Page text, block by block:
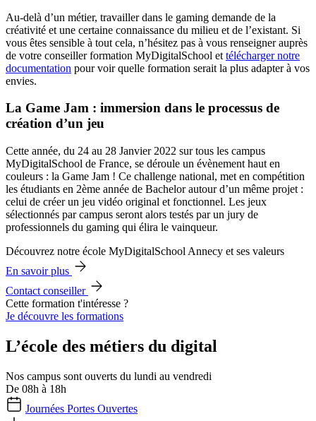
Au-delà d’un métier, travailler dans le gaming demande de la
créativité et une certaine connaissance du milieu et de l’existant. Si
vous êtes sensible à tout cela, n’hésitez pas à vous renseigner auprès
de votre conseiller formation MyDigitalSchool et télécharger notre
documentation pour voir quelle formation serait la plus adapter à vos
envies.
La Game Jam : immersion dans le processus de
création d’un jeu
Cette année, du 24 au 28 Janvier 2022 sur tous les campus
MyDigitalSchool de France, se déroule un évènement haut en
couleurs : la Game Jam ! Ce challenge national, met en compétition
les étudiants en 2ème année de Bachelor autour d’un même projet :
celui de créer un jeu vidéo original et fonctionnel. Les jeux
sélectionnés par campus seront alors testés par un jury de
professionnels du gaming qui élira le vainqueur.
Découvrez notre école MyDigitalSchool Annecy et ses valeurs
En savoir plus
Contact conseiller
Cette formation t'intéresse ?
Je découvre les formations
L’école des métiers du digital
Nos campus sont ouverts du lundi au vendredi
De 08h à 18h
Journées Portes Ouvertes